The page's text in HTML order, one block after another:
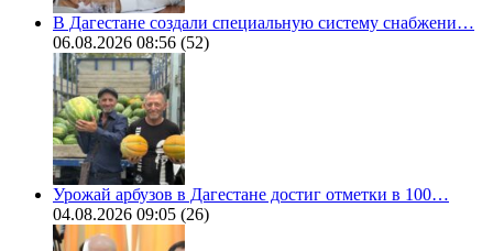
В Дагестане создали специальную систему снабжени…
06.08.2026 08:56 (52)
Урожай арбузов в Дагестане достиг отметки в 100…
04.08.2026 09:05 (26)